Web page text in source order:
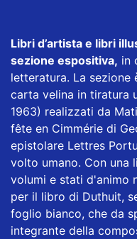
Libri d’artista e libri
sezione espositiva, in
letteratura. La sezione
carta velina in tiratura
1963) realizzati da
fête en Cimmérie di
epistolare Lettres
volto umano. Con una
volumi e stati d'animo
per il libro di Duthuit,
foglio bianco, che da
integrante della